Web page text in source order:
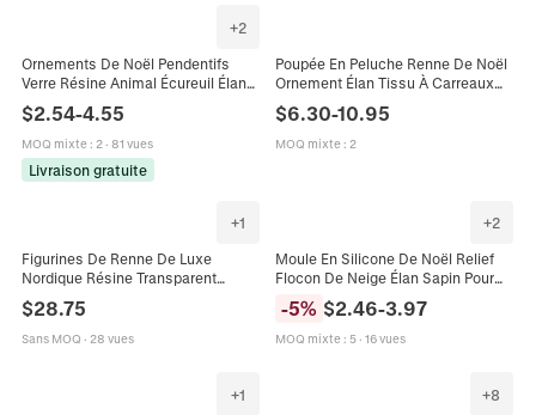
+2
Ornements De Noël Pendentifs
Verre Résine Animal Écureuil Élan
Cœur Boîte À Bijoux Brillante
Décoration D'arbre De Fête
$2.54-4.55
MOQ mixte: 2· 81 vues
Livraison gratuite
Poupée En Peluche Renne De Noël
Ornement Élan Tissu À Carreaux
Bleu Avec Écharpe Tricotée
Décoration Maison Sac Cadeau
$6.30-10.95
MOQ mixte: 2
+1
Figurines De Renne De Luxe
Nordique Résine Transparent
Feuilles D Or Statues D Élan
Maison Salon Bureau Décoration
Table
$28.75
Sans MOQ · 28 vues
+2
Moule En Silicone De Noël Relief
Flocon De Neige Élan Sapin Pour
Boîte De Rangement Bougeoir
Bricolage Résine
-5% $2.46-3.97
MOQ mixte: 5· 16 vues
+1 +8